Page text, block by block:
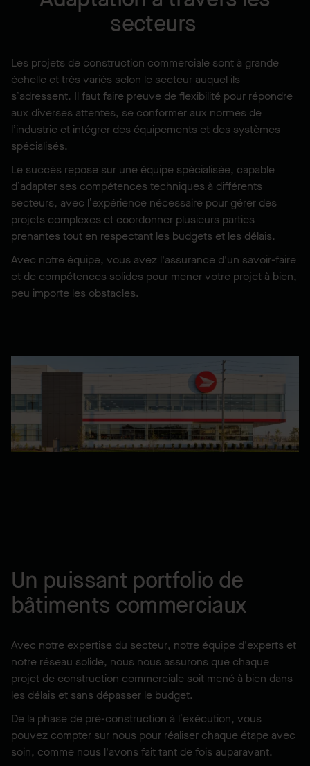
secteurs
Les projets de construction commerciale sont à grande
échelle et très variés selon le secteur auquel ils
s’adressent. Il faut faire preuve de flexibilité pour répondre
aux diverses attentes, se conformer aux normes de
l’industrie et intégrer des équipements et des systèmes
spécialisés.
Le succès repose sur une équipe spécialisée, capable
d’adapter ses compétences techniques à différents
secteurs, avec l’expérience nécessaire pour gérer des
projets complexes et coordonner plusieurs parties
prenantes tout en respectant les budgets et les délais.
Avec notre équipe, vous avez l'assurance d'un savoir-faire
et de compétences solides pour mener votre projet à bien,
peu importe les obstacles.
Un puissant portfolio de
bâtiments commerciaux
Avec notre expertise du secteur, notre équipe d'experts et
notre réseau solide, nous nous assurons que chaque
projet de construction commerciale soit mené à bien dans
les délais et sans dépasser le budget.
De la phase de pré-construction à l’exécution, vous
pouvez compter sur nous pour réaliser chaque étape avec
soin, comme nous l'avons fait tant de fois auparavant.